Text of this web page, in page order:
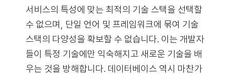
서비스의 특성에 맞는 최적의 기술 스택을 선택할
수 없으며, 단일 언어 및 프레임워크에 묶여 기술
스택의 다양성을 확보할 수 없습니다. 이는 개발자
들이 특정 기술에만 익숙해지고 새로운 기술을 배
우는 것을 방해합니다. 데이터베이스 역시 마찬가